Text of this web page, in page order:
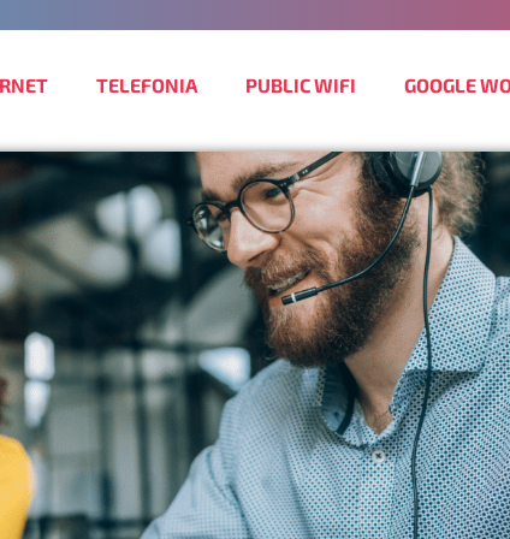
TELEFONIA PUBLIC WIFI GOOGLE